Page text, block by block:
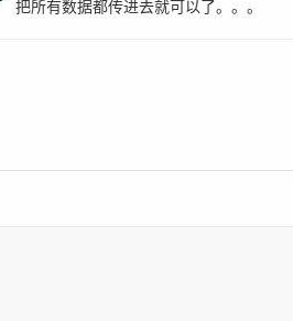
把所有数据都传进去就可以了。。。